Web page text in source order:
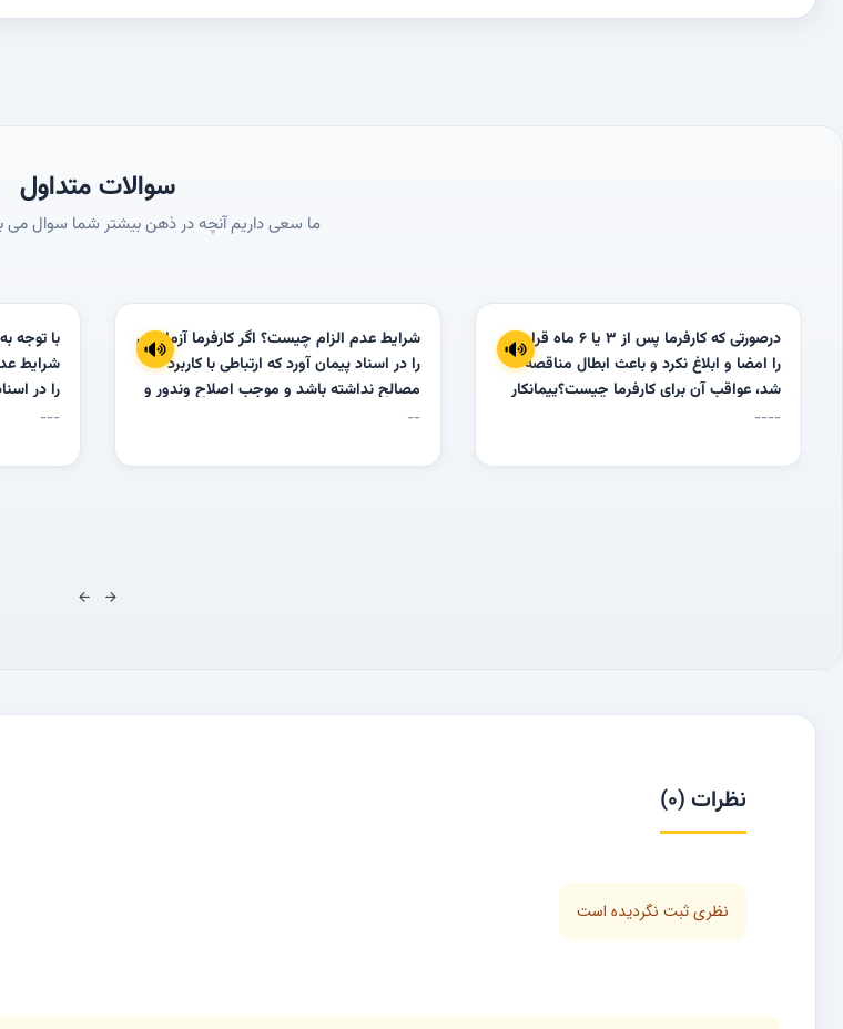
سوالات متداول
ما سعی داریم آنچه در ذهن بیشتر شما سوال می
درصورتی که کارفرما پس از 3 یا 6 ماه قرارداد
را امضا و ابلاغ نکرد و باعث ابطال مناقصه
شد، عواقب آن برای کارفرما چیست؟پیمانکار
چگونه می تواند درخواست پرداخت خسارت
----
شرایط عدم الزام چیست؟ اگر کارفرما آزمایشی
را در اسناد پیمان آورد که ارتباطی با کاربرد
مصالح نداشته باشد و موجب اصلاح وندور و
تحمیل هزینه شود چه باید کرد؟
--
با توجه
شرایط
را در
مصالح
---
نظرات (0)
نظری ثبت نگردیده است